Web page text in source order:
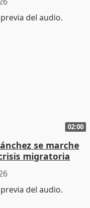
02:00
se marche
migratoria